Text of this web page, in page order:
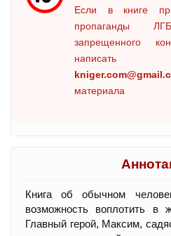
Если в книге
пропаганды
запрещенного
материала
Книга об обычном
возможность воплотить в
Главный герой, Максим,